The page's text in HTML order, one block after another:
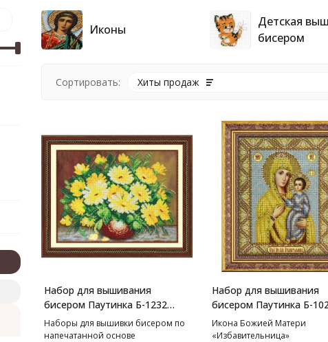
Иконы
Детская
бисером
Сортировать: Хиты продаж
Набор для вышивания
бисером Паутинка Б-1232
Ноготки, 38*28,5 см
Наборы для вышивки бисером по
напечатанной основе
Набор для вышивания
бисером Паутинка Б-
Пресвятая Богородица
Избавительница, 20*25
Икона Божией Матери
«Избавительница»